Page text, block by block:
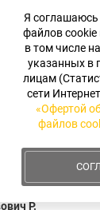
Сразу
бизнес
за вашу
Р.
Я
файлов cookie
в том числе
указанных в
лицам
сети
«Офертой
файлов